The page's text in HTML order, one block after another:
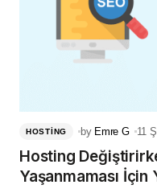
HOSTING by Emre G 11
Hosting
Yaşanmaması İçin